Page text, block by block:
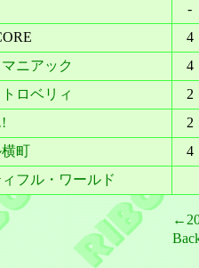
-
4
ニアック
4
ロベリィ
2
2
町
4
フル・ワールド